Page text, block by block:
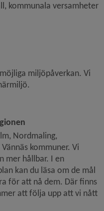
kommunala versamheter
miljöpåverkan. Vi
Nordmaling,
kommuner. Vi
mer hållbar. I en
kan du läsa om de mål
för att nå dem. Där finns
att följa upp att vi nått